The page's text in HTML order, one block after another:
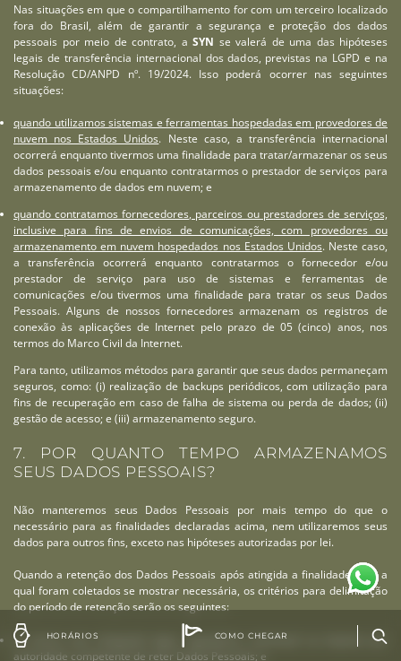
HORÁRIOS COMO CHEGAR
Nas situações em que o compartilhamento for com um terceiro localizado
fora do Brasil, além de garantir a segurança e proteção dos dados
pessoais por meio de contrato, a SYN se valerá de uma das hipóteses
legais de transferência internacional dos dados, previstas na LGPD e na
Resolução CD/ANPD nº. 19/2024. Isso poderá ocorrer nas seguintes
situações:
quando utilizamos sistemas e ferramentas hospedadas em provedores de
nuvem nos Estados Unidos. Neste caso, a transferência internacional
ocorrerá enquanto tivermos uma finalidade para tratar/armazenar os seus
dados pessoais e/ou enquanto contratarmos o prestador de serviços para
armazenamento de dados em nuvem; e
quando contratamos fornecedores, parceiros ou prestadores de serviços,
inclusive para fins de envios de comunicações, com provedores ou
armazenamento em nuvem hospedados nos Estados Unidos. Neste caso,
a transferência ocorrerá enquanto contratarmos o fornecedor e/ou
prestador de serviço para uso de sistemas e ferramentas de
comunicações e/ou tivermos uma finalidade para tratar os seus Dados
Pessoais. Alguns de nossos fornecedores armazenam os registros de
conexão às aplicações de Internet pelo prazo de 05 (cinco) anos, nos
termos do Marco Civil da Internet.
Para tanto, utilizamos métodos para garantir que seus dados permaneçam
seguros, como: (i) realização de backups periódicos, com utilização para
fins de recuperação em caso de falha de sistema ou perda de dados; (ii)
gestão de acesso; e (iii) armazenamento seguro.
7. POR QUANTO TEMPO ARMAZENAMOS
SEUS DADOS PESSOAIS?
Não manteremos seus Dados Pessoais por mais tempo do que o
necessário para as finalidades declaradas acima, nem utilizaremos seus
dados para outros fins, exceto nas hipóteses autorizadas por lei.
Quando a retenção dos Dados Pessoais após atingida a finalidade para a
qual foram coletados se mostrar necessária, os critérios para delimitação
do período de retenção serão os seguintes:
se temos uma obrigação legal, regulatória, contratual ou imposta por
autoridade competente de reter Dados Pessoais; e